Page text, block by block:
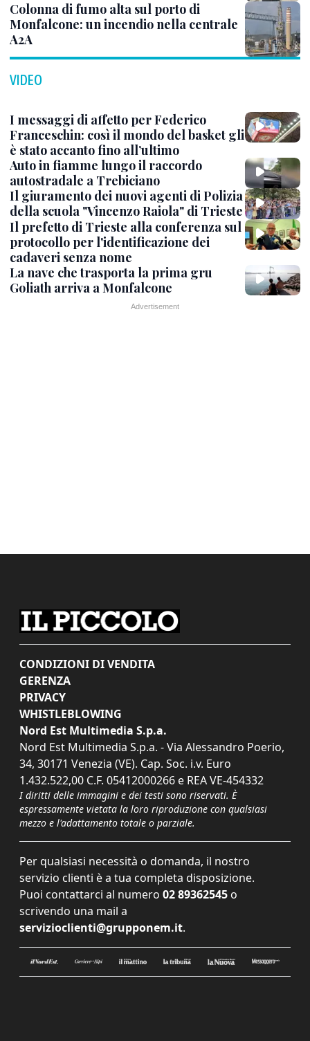
Colonna di fumo alta sul porto di
Monfalcone: un incendio nella centrale
A2A
VIDEO
I messaggi di affetto per Federico
Franceschin: così il mondo del basket gli
è stato accanto fino all’ultimo
Auto in fiamme lungo il raccordo
autostradale a Trebiciano
Il giuramento dei nuovi agenti di Polizia
della scuola "Vincenzo Raiola" di Trieste
Il prefetto di Trieste alla conferenza sul
protocollo per l'identificazione dei
cadaveri senza nome
La nave che trasporta la prima gru
Goliath arriva a Monfalcone
CONDIZIONI DI VENDITA
GERENZA
PRIVACY
WHISTLEBLOWING
Nord Est Multimedia S.p.a.
Nord Est Multimedia S.p.a. - Via Alessandro Poerio,
34, 30171 Venezia (VE). Cap. Soc. i.v. Euro
1.432.522,00 C.F. 05412000266 e REA VE-454332
I diritti delle immagini e dei testi sono riservati. È
espressamente vietata la loro riproduzione con qualsiasi
mezzo e l'adattamento totale o parziale.
Per qualsiasi necessità o domanda, il nostro
servizio clienti è a tua completa disposizione.
Puoi contattarci al numero 02 89362545 o
scrivendo una mail a
servizioclienti@grupponem.it.